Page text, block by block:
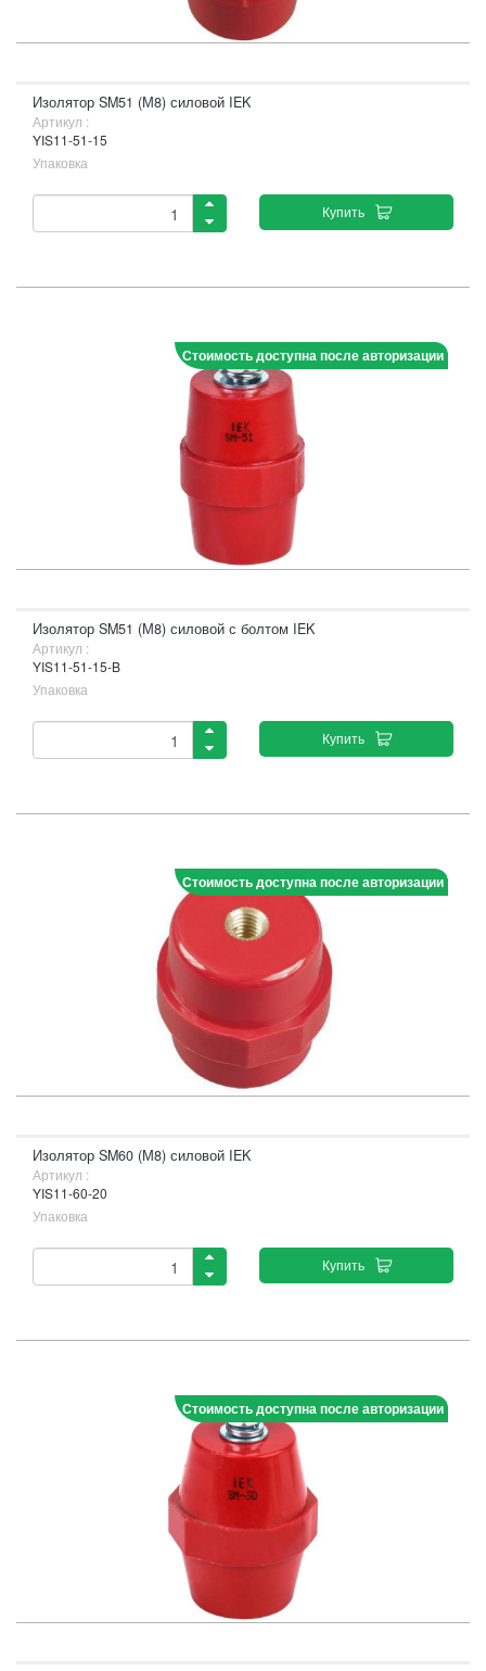
Изолятор SM51 (М8) силовой IEK
Артикул :
YIS11-51-15
Упаковка
Купить
Стоимость доступна после авторизации
Изолятор SM51 (М8) силовой с болтом IEK
Артикул :
YIS11-51-15-B
Упаковка
Купить
Стоимость доступна после авторизации
Изолятор SM60 (М8) силовой IEK
Артикул :
YIS11-60-20
Упаковка
Купить
Стоимость доступна после авторизации